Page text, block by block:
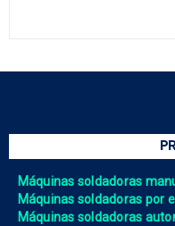
Máquinas soldadoras
Máquinas soldadoras por
Máquinas soldadoras